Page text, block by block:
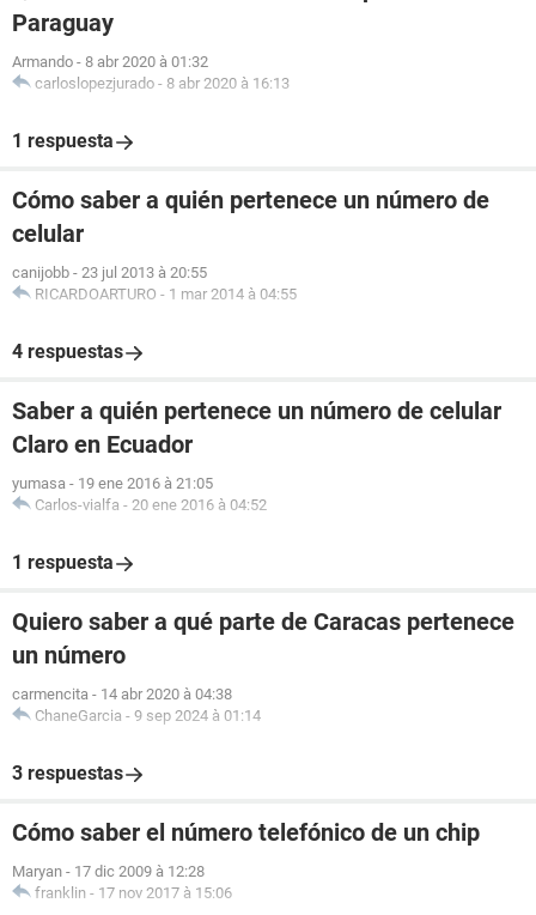
Paraguay
Armando - 8 abr 2020 à 01:32
carloslopezjurado - 8 abr 2020 à 16:13
1 respuesta
Cómo saber a quién pertenece un número de
celular
canijobb - 23 jul 2013 à 20:55
RICARDOARTURO - 1 mar 2014 à 04:55
4 respuestas
Saber a quién pertenece un número de celular
Claro en Ecuador
yumasa - 19 ene 2016 à 21:05
Carlos-vialfa - 20 ene 2016 à 04:52
1 respuesta
Quiero saber a qué parte de Caracas pertenece
un número
carmencita - 14 abr 2020 à 04:38
ChaneGarcia - 9 sep 2024 à 01:14
3 respuestas
Cómo saber el número telefónico de un chip
Maryan - 17 dic 2009 à 12:28
franklin - 17 nov 2017 à 15:06